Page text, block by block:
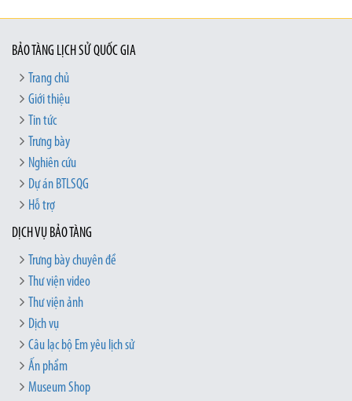
BẢO TÀNG LỊCH SỬ QUỐC GIA
Trang chủ
Giới thiệu
Tin tức
Trưng bày
Nghiên cứu
Dự án BTLSQG
Hỗ trợ
DỊCH VỤ BẢO TÀNG
Trưng bày chuyên đề
Thư viện video
Thư viện ảnh
Dịch vụ
Câu lạc bộ Em yêu lịch sử
Ấn phẩm
Museum Shop